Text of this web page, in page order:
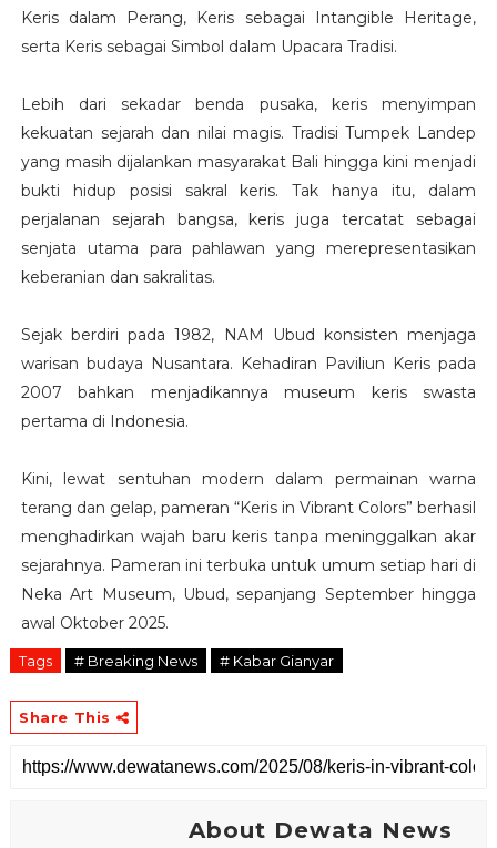
Keris dalam Perang, Keris sebagai Intangible Heritage,
serta Keris sebagai Simbol dalam Upacara Tradisi.
Lebih dari sekadar benda pusaka, keris menyimpan
kekuatan sejarah dan nilai magis. Tradisi Tumpek Landep
yang masih dijalankan masyarakat Bali hingga kini menjadi
bukti hidup posisi sakral keris. Tak hanya itu, dalam
perjalanan sejarah bangsa, keris juga tercatat sebagai
senjata utama para pahlawan yang merepresentasikan
keberanian dan sakralitas.
Sejak berdiri pada 1982, NAM Ubud konsisten menjaga
warisan budaya Nusantara. Kehadiran Paviliun Keris pada
2007 bahkan menjadikannya museum keris swasta
pertama di Indonesia.
Kini, lewat sentuhan modern dalam permainan warna
terang dan gelap, pameran “Keris in Vibrant Colors” berhasil
menghadirkan wajah baru keris tanpa meninggalkan akar
sejarahnya. Pameran ini terbuka untuk umum setiap hari di
Neka Art Museum, Ubud, sepanjang September hingga
awal Oktober 2025.
Tags # Breaking News # Kabar Gianyar
Share This
About Dewata News